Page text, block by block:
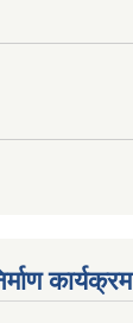
कार्यक्रम